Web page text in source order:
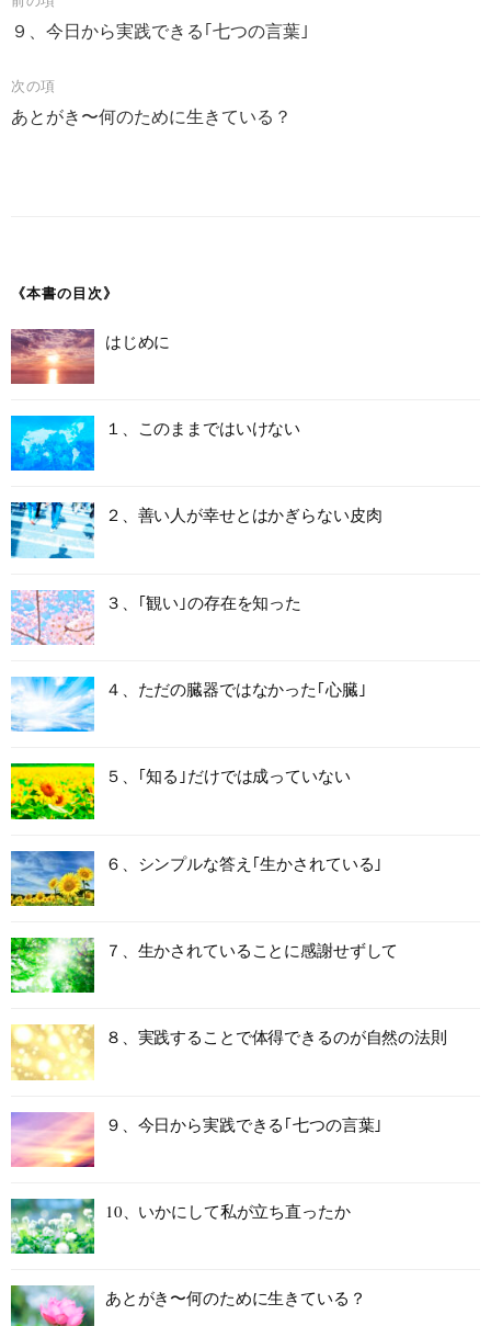
稿
ナ
ビ
ゲ
９、今日から実践できる｢七つの言葉｣
次の項
あとがき〜何のために生きている？
《本書の目次》
はじめに
１、このままではいけない
２、善い人が幸せとはかぎらない皮肉
３、｢観い｣の存在を知った
４、ただの臓器ではなかった｢心臓｣
５、｢知る｣だけでは成っていない
６、シンプルな答え｢生かされている｣
７、生かされていることに感謝せずして
８、実践することで体得できるのが自然の法則
９、今日から実践できる｢七つの言葉｣
10、いかにして私が立ち直ったか
あとがき〜何のために生きている？